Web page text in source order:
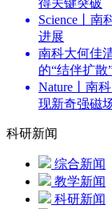
得关键突破
Science丨
进展
南科大何佳
的“结伴扩散
Nature丨南
现新奇强磁
科研新闻
综合新闻
教学新闻
科研新闻